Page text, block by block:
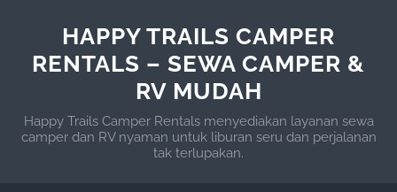
HAPPY TRAILS CAMPER
RENTALS – SEWA CAMPER &
RV MUDAH
Happy Trails Camper Rentals menyediakan layanan sewa
camper dan RV nyaman untuk liburan seru dan perjalanan
tak terlupakan.